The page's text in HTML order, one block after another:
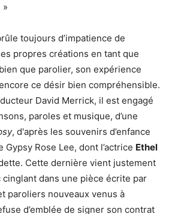
»
toujours d’impatience de
propres créations en tant que
que parolier, son expérience
ce désir bien compréhensible.
David Merrick, il est engagé
paroles et musique, d’une
, d'après les souvenirs d’enfance
Rose Lee, dont l’actrice Ethel
Cette dernière vient justement
cinglant dans une pièce écrite par
paroliers nouveaux venus à
d’emblée de signer son contrat